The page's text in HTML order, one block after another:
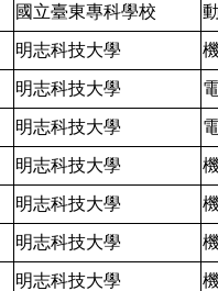
國立臺東專科學校
明志科技大學
明志科技大學
明志科技大學
明志科技大學
明志科技大學
明志科技大學
明志科技大學